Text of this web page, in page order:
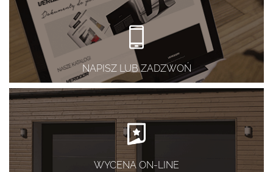
NAPISZ LUB ZADZWOŃ
WYCENA ON-LINE